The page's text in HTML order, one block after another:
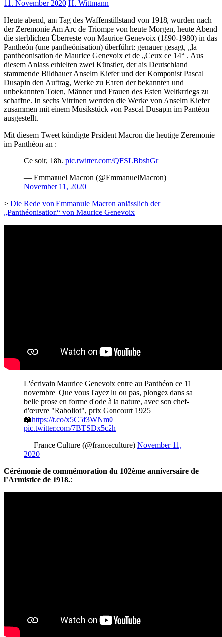
11. November 2020 H. Wittmann
Heute abend, am Tag des Waffenstillstand von 1918, wurden nach
der Zeremonie Am Arc de Triompe von heute Morgen, heute Abend
die sterblichen Überreste von Maurice Genevoix (1890-1980) in das
Pantheón (une pantheónisation) überführt: genauer gesagt, „la
panthéonisation de Maurice Genevoix et de „Ceux de 14“ . Aus
diesem Anlass erhielten zwei Künstler, der ais Deutschland
stammende Bildhauer Anselm Kiefer und der Komponist Pascal
Dusapin den Auftrag, Werke zu Ehren der bekannten und
unbekannten Toten, Männer und Frauen des Esten Weltkrriegs zu
schaffne. In sechs Vitrinen werrden die Werke von Anselm Kiefer
zusammen mit einem Musikstück von Pascal Dusapin im Pantéon
ausgestellt.
Mit diesem Tweet kündigte Prsident Macron die heutige Zeremonie
im Panthéon an :
Ce soir, 18h. pic.twitter.com/QFSLBbshGr
— Emmanuel Macron (@EmmanuelMacron)
November 11, 2020
> Die Rede von Emmanule Macron anlässlich der
„Panthéonisation“ von Maurice Genevoix
L'écrivain Maurice Genevoix entre au Panthéon ce 11
novembre. Que vous l'ayez lu ou pas, plongez dans sa
belle prose en forme d'ode à la nature, avec son chef-
d'œuvre "Raboliot", prix Goncourt 1925
📖https://t.co/x5C5f3WNm0
pic.twitter.com/7BTSDx5c2h
— France Culture (@franceculture) November 11,
2020
Cérémonie de commémoration du 102ème anniversaire de
l’Armistice de 1918.: